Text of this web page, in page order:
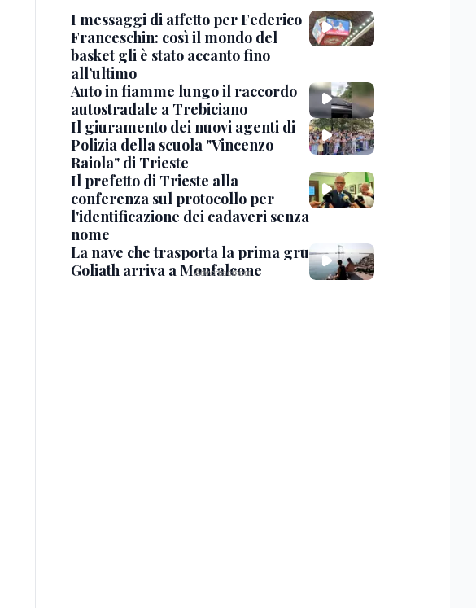
I messaggi di affetto per Federico
Franceschin: così il mondo del
basket gli è stato accanto fino
all’ultimo
Auto in fiamme lungo il raccordo
autostradale a Trebiciano
Il giuramento dei nuovi agenti di
Polizia della scuola "Vincenzo
Raiola" di Trieste
Il prefetto di Trieste alla
conferenza sul protocollo per
l'identificazione dei cadaveri senza
nome
La nave che trasporta la prima gru
Goliath arriva a Monfalcone